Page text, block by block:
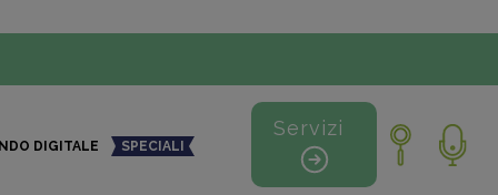
DIGITALE SPECIALI
Servizi